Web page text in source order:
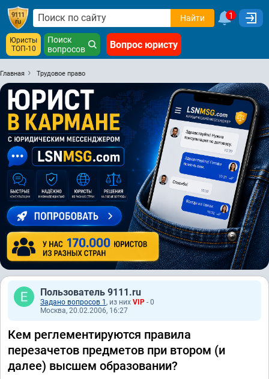
Найти 1
Юристы
ТОП-10
Поиск
вопросов
Вопрос юристу
Главная Трудовое право
Пользователь 9111.ru
Задано вопросов 1 , из них VIP - 0
Москва, 20.02.2006, 16:27
Кем реглементируются правила
перезачетов предметов при втором (и
далее) высшем образовании?